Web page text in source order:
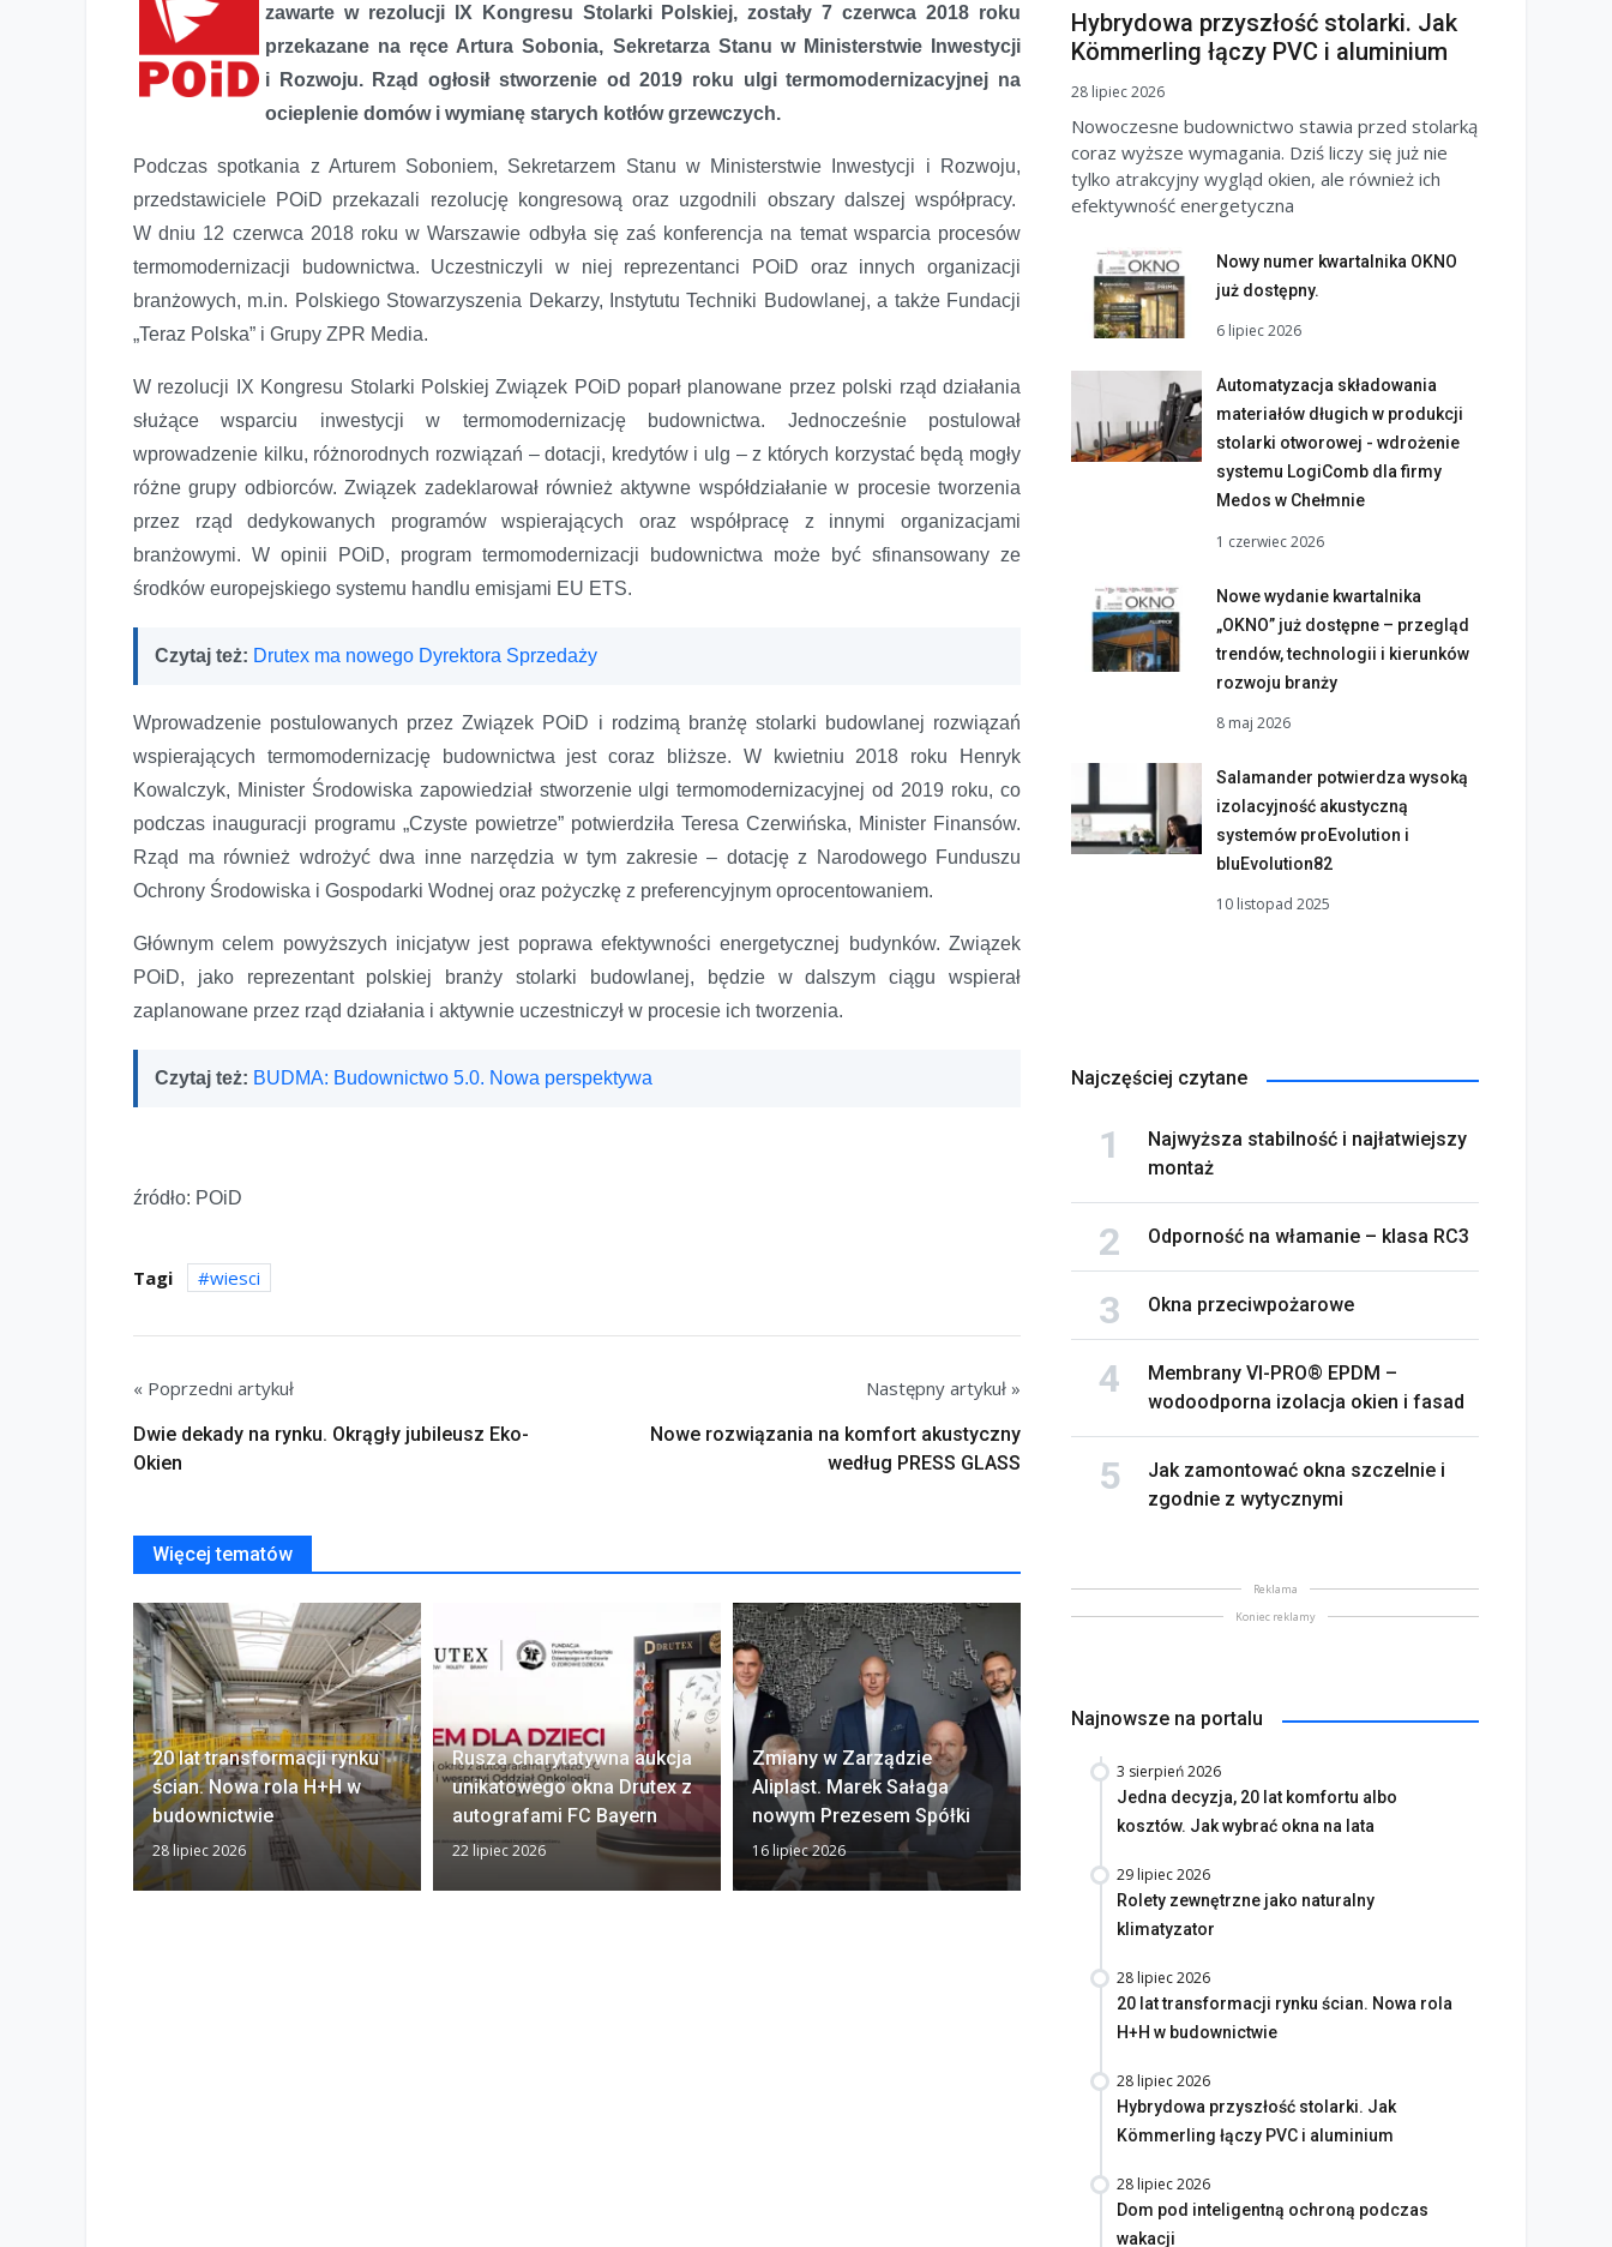
Wsparcie dla termomodernizacji budownictwa coraz bliżej
zawarte w rezolucji IX Kongresu Stolarki Polskiej, zostały 7 czerwca 2018 roku
przekazane na ręce Artura Sobonia, Sekretarza Stanu w Ministerstwie Inwestycji
i Rozwoju. Rząd ogłosił stworzenie od 2019 roku ulgi termomodernizacyjnej na
ocieplenie domów i wymianę starych kotłów grzewczych.
Podczas spotkania z Arturem Soboniem, Sekretarzem Stanu w Ministerstwie Inwestycji i Rozwoju,
przedstawiciele POiD przekazali rezolucję kongresową oraz uzgodnili obszary dalszej współpracy.
W dniu 12 czerwca 2018 roku w Warszawie odbyła się zaś konferencja na temat wsparcia procesów
termomodernizacji budownictwa. Uczestniczyli w niej reprezentanci POiD oraz innych organizacji
branżowych, m.in. Polskiego Stowarzyszenia Dekarzy, Instytutu Techniki Budowlanej, a także Fundacji
„Teraz Polska” i Grupy ZPR Media.
W rezolucji IX Kongresu Stolarki Polskiej Związek POiD poparł planowane przez polski rząd działania
służące wsparciu inwestycji w termomodernizację budownictwa. Jednocześnie postulował
wprowadzenie kilku, różnorodnych rozwiązań – dotacji, kredytów i ulg – z których korzystać będą mogły
różne grupy odbiorców. Związek zadeklarował również aktywne współdziałanie w procesie tworzenia
przez rząd dedykowanych programów wspierających oraz współpracę z innymi organizacjami
branżowymi. W opinii POiD, program termomodernizacji budownictwa może być sfinansowany ze
środków europejskiego systemu handlu emisjami EU ETS.
Czytaj też: Drutex ma nowego Dyrektora Sprzedaży
Wprowadzenie postulowanych przez Związek POiD i rodzimą branżę stolarki budowlanej rozwiązań
wspierających termomodernizację budownictwa jest coraz bliższe. W kwietniu 2018 roku Henryk
Kowalczyk, Minister Środowiska zapowiedział stworzenie ulgi termomodernizacyjnej od 2019 roku, co
podczas inauguracji programu „Czyste powietrze” potwierdziła Teresa Czerwińska, Minister Finansów.
Rząd ma również wdrożyć dwa inne narzędzia w tym zakresie – dotację z Narodowego Funduszu
Ochrony Środowiska i Gospodarki Wodnej oraz pożyczkę z preferencyjnym oprocentowaniem.
Głównym celem powyższych inicjatyw jest poprawa efektywności energetycznej budynków. Związek
POiD, jako reprezentant polskiej branży stolarki budowlanej, będzie w dalszym ciągu wspierał
zaplanowane przez rząd działania i aktywnie uczestniczył w procesie ich tworzenia.
Czytaj też: BUDMA: Budownictwo 5.0. Nowa perspektywa
źródło: POiD
Tagi wiesci
« Poprzedni artykuł
Dwie dekady na rynku. Okrągły jubileusz Eko-
Okien
Następny artykuł »
Nowe rozwiązania na komfort akustyczny
według PRESS GLASS
Więcej tematów
20 lat transformacji rynku
ścian. Nowa rola H+H w
budownictwie
28 lipiec 2026
Rusza charytatywna aukcja
unikatowego okna Drutex z
autografami FC Bayern
22 lipiec 2026
Zmiany w Zarządzie
Aliplast. Marek Sałaga
nowym Prezesem Spółki
16 lipiec 2026
Okna bez tajemnic. Na co
zwrócić uwagę przed
zakupem
Saint-Gobain prezentuje
nowy film wizerunkowy
Hybrydowa przyszłość stolarki. Jak
Kömmerling łączy PVC i aluminium
28 lipiec 2026
Nowoczesne budownictwo stawia przed stolarką
coraz wyższe wymagania. Dziś liczy się już nie
tylko atrakcyjny wygląd okien, ale również ich
efektywność energetyczna
Nowy numer kwartalnika OKNO
już dostępny.
6 lipiec 2026
Automatyzacja składowania
materiałów długich w produkcji
stolarki otworowej - wdrożenie
systemu LogiComb dla firmy
Medos w Chełmnie
1 czerwiec 2026
Nowe wydanie kwartalnika
„OKNO” już dostępne – przegląd
trendów, technologii i kierunków
rozwoju branży
8 maj 2026
Salamander potwierdza wysoką
izolacyjność akustyczną
systemów proEvolution i
bluEvolution82
10 listopad 2025
Najczęściej czytane
Najwyższa stabilność i najłatwiejszy
montaż
Odporność na włamanie – klasa RC3
Okna przeciwpożarowe
Membrany VI-PRO® EPDM –
wodoodporna izolacja okien i fasad
Jak zamontować okna szczelnie i
zgodnie z wytycznymi
Reklama
Koniec reklamy
Najnowsze na portalu
3 sierpień 2026
Jedna decyzja, 20 lat komfortu albo
kosztów. Jak wybrać okna na lata
29 lipiec 2026
Rolety zewnętrzne jako naturalny
klimatyzator
28 lipiec 2026
20 lat transformacji rynku ścian. Nowa rola
H+H w budownictwie
28 lipiec 2026
Hybrydowa przyszłość stolarki. Jak
Kömmerling łączy PVC i aluminium
28 lipiec 2026
Dom pod inteligentną ochroną podczas
wakacji